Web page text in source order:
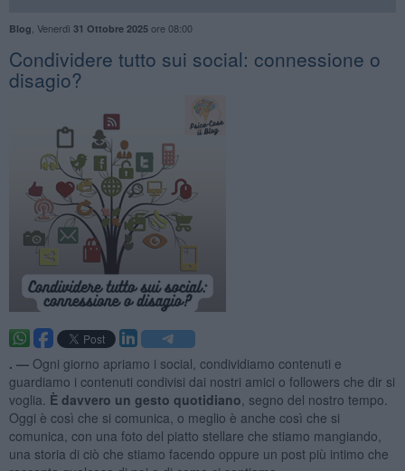
Blog Venerdì 31 Ottobre 2025ore 08:00
​Condividere tutto sui social: connessione o
disagio?
. — Ogni giorno apriamo i social, condividiamo contenuti e
guardiamo i contenuti condivisi dai nostri amici o followers che dir si
voglia. È davvero un gesto quotidiano , segno del nostro tempo.
Oggi è così che si comunica, o meglio è anche così che si
comunica, con una foto del piatto stellare che stiamo mangiando,
una storia di ciò che stiamo facendo oppure un post più intimo che